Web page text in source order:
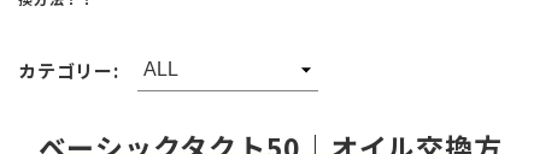
カテゴリー: